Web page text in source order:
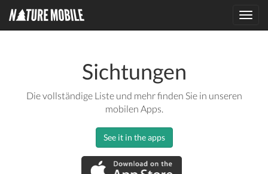
Sichtungen
Die vollständige Liste und mehr finden Sie in unseren
mobilen Apps.
See it in the apps